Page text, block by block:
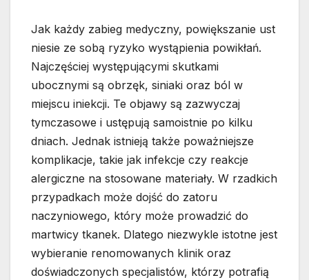
Jak każdy zabieg medyczny, powiększanie ust
niesie ze sobą ryzyko wystąpienia powikłań.
Najczęściej występującymi skutkami
ubocznymi są obrzęk, siniaki oraz ból w
miejscu iniekcji. Te objawy są zazwyczaj
tymczasowe i ustępują samoistnie po kilku
dniach. Jednak istnieją także poważniejsze
komplikacje, takie jak infekcje czy reakcje
alergiczne na stosowane materiały. W rzadkich
przypadkach może dojść do zatoru
naczyniowego, który może prowadzić do
martwicy tkanek. Dlatego niezwykle istotne jest
wybieranie renomowanych klinik oraz
doświadczonych specjalistów, którzy potrafią